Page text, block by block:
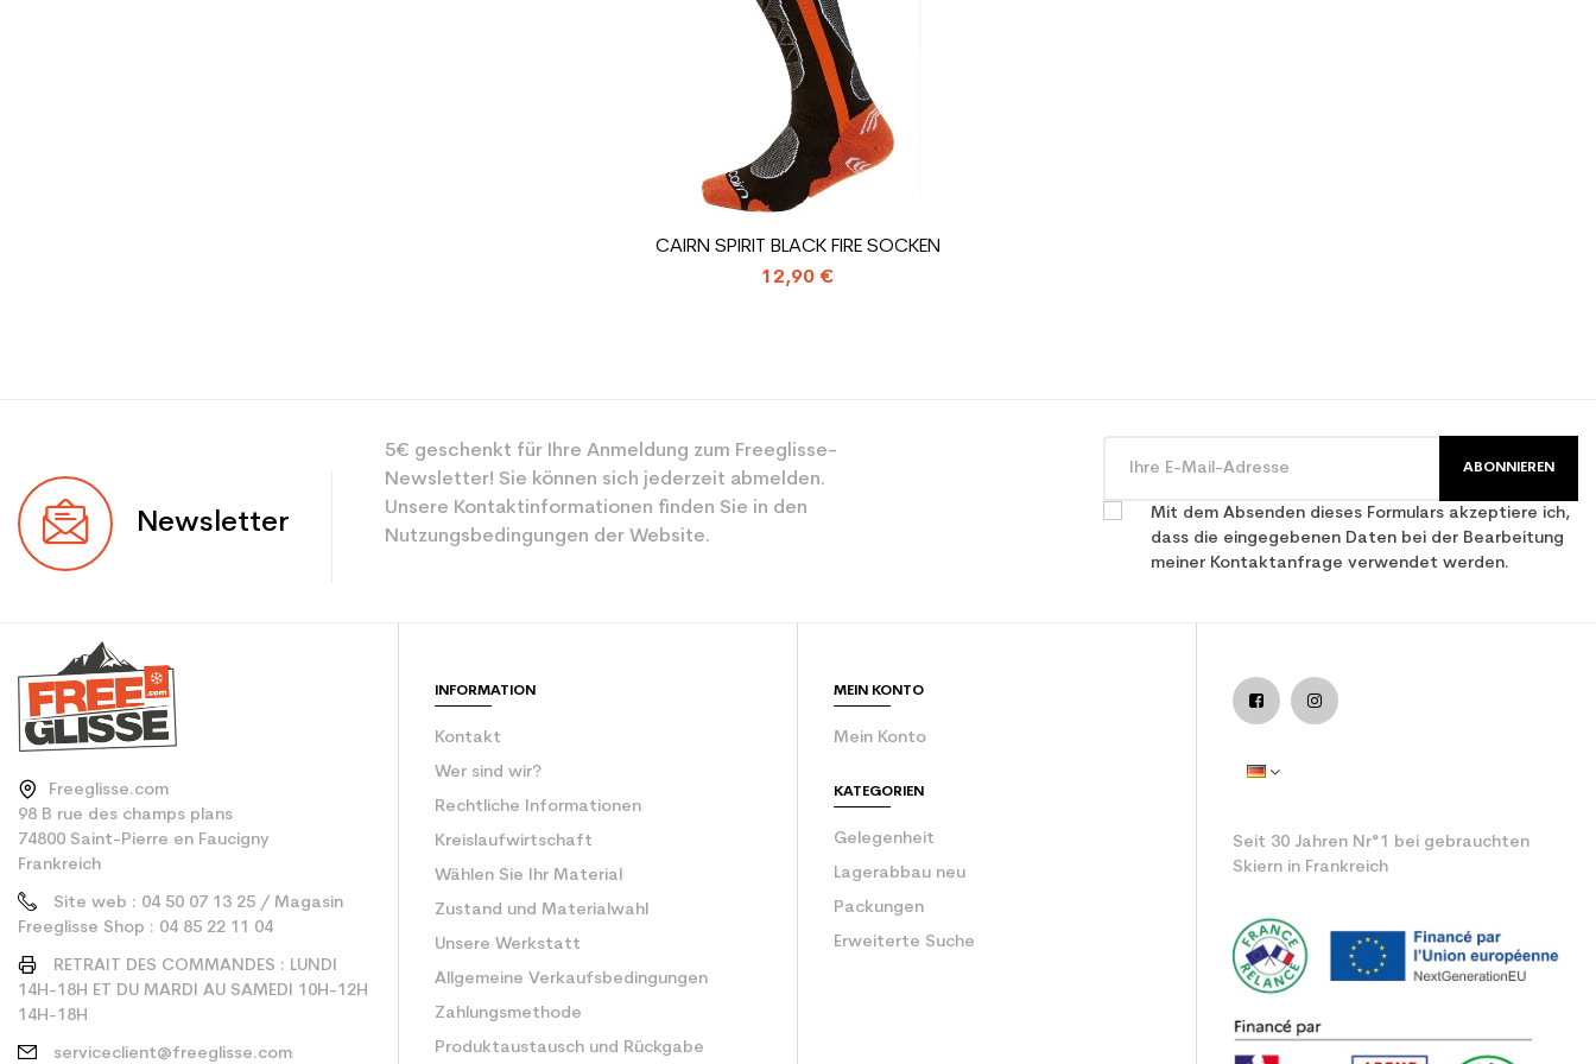
CAIRN SPIRIT BLACK FIRE SOCKEN
12,90 €
Newsletter
5€ geschenkt für Ihre Anmeldung zum Freeglisse-
Newsletter! Sie können sich jederzeit abmelden.
Unsere Kontaktinformationen finden Sie in den
Nutzungsbedingungen der Website.
ABONNIEREN
Mit dem Absenden dieses Formulars akzeptiere ich,
dass die eingegebenen Daten bei der Bearbeitung
meiner Kontaktanfrage verwendet werden.
Freeglisse.com
98 B rue des champs plans
74800 Saint-Pierre en Faucigny
Frankreich
Site web : 04 50 07 13 25 / Magasin
Freeglisse Shop : 04 85 22 11 04
RETRAIT DES COMMANDES : LUNDI
14H-18H ET DU MARDI AU SAMEDI 10H-12H
14H-18H
serviceclient@freeglisse.com
INFORMATION
Kontakt
Wer sind wir?
Rechtliche Informationen
Kreislaufwirtschaft
Wählen Sie Ihr Material
Zustand und Materialwahl
Unsere Werkstatt
Allgemeine Verkaufsbedingungen
Zahlungsmethode
Produktaustausch und Rückgabe
MEIN KONTO
Mein Konto
KATEGORIEN
Gelegenheit
Lagerabbau neu
Packungen
Erweiterte Suche
Seit 30 Jahren Nr°1 bei gebrauchten
Skiern in Frankreich